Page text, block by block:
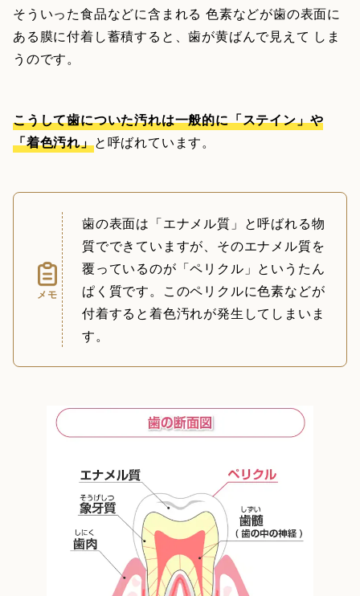
そういった食品などに含まれる 色素などが歯の表面に
ある膜に付着し蓄積すると、歯が黄ばんで見えて しま
うのです。
こうして歯についた汚れは一般的に「ステイン」や
「着色汚れ」と呼ばれています。
メモ
歯の表面は「エナメル質」と呼ばれる物
質でできていますが、そのエナメル質を
覆っているのが「ペリクル」というたん
ぱく質です。このペリクルに色素などが
付着すると着色汚れが発生してしまいま
す。